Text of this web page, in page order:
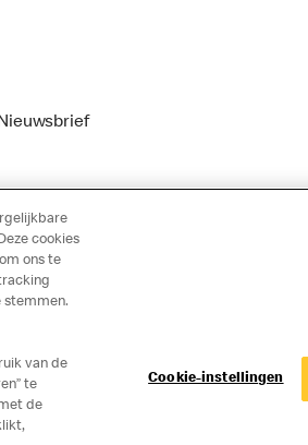
cookies
ons te
stemmen.
van de
te
de
Cookie-instellingen